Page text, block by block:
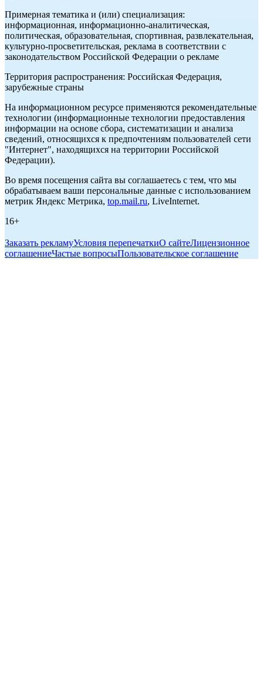
Примерная тематика и (или) специализация:
информационная, информационно-аналитическая,
политическая, образовательная, спортивная, развлекательная,
культурно-просветительская, реклама в соответствии с
законодательством Российской Федерации о рекламе
Территория распространения: Российская Федерация,
зарубежные страны
На информационном ресурсе применяются рекомендательные
технологии (информационные технологии предоставления
информации на основе сбора, систематизации и анализа
сведений, относящихся к предпочтениям пользователей сети
"Интернет", находящихся на территории Российской
Федерации).
Во время посещения сайта вы соглашаетесь с тем, что мы
обрабатываем ваши персональные данные с использованием
метрик Яндекс Метрика, top.mail.ru, LiveInternet.
16+
Заказать рекламуУсловия перепечаткиО сайтеЛицензионное
соглашениеЧастые вопросыПользовательское соглашение